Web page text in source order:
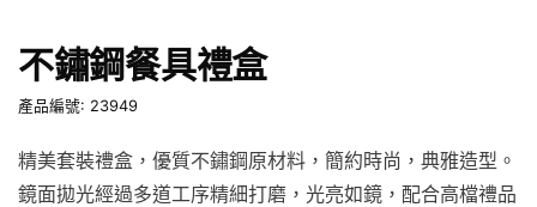
不鏽鋼餐具禮盒
產品編號: 23949
精美套裝禮盒，優質不鏽鋼原材料，簡約時尚，典雅造型。
鏡面拋光經過多道工序精細打磨，光亮如鏡，配合高檔禮品